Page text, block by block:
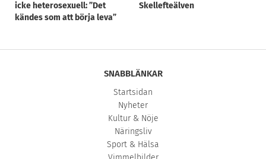
icke heterosexuell: ”Det
kändes som att börja leva”
Skellefteälven
SNABBLÄNKAR
Startsidan
Nyheter
Kultur & Nöje
Näringsliv
Sport & Hälsa